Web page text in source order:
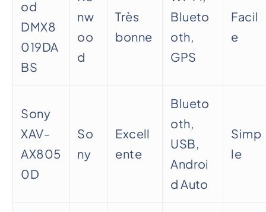
od
DMX8
019DA
BS
nw
oo
d
Très
bonne
Blueto
oth,
GPS
Facil
e
Sony
XAV-
AX805
0D
So
ny
Excell
ente
Blueto
oth,
USB,
Androi
d Auto
Simp
le